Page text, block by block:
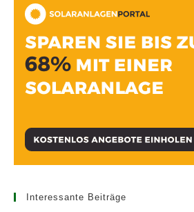
Interessante Beiträge